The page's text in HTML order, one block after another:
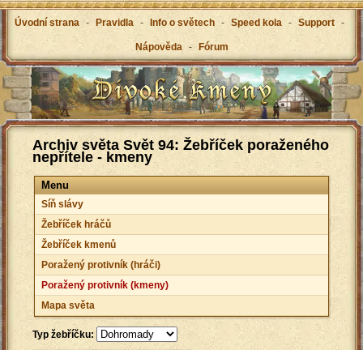
Úvodní strana - Pravidla - Info o světech - Speed kola - Support -
Nápověda - Fórum
Archiv světa Svět 94: Žebříček poraženého
nepřítele - kmeny
Menu
Síň slávy
Žebříček hráčů
Žebříček kmenů
Poražený protivník (hráči)
Poražený protivník (kmeny)
Mapa světa
Typ žebříčku: